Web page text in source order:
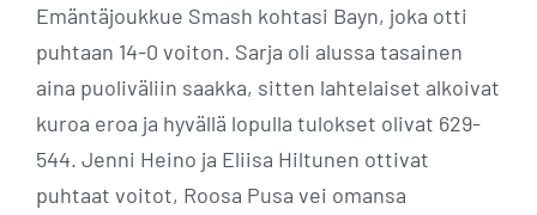
Emäntäjoukkue Smash kohtasi Bayn, joka otti
puhtaan 14-0 voiton. Sarja oli alussa tasainen
aina puoliväliin saakka, sitten lahtelaiset alkoivat
kuroa eroa ja hyvällä lopulla tulokset olivat 629-
544. Jenni Heino ja Eliisa Hiltunen ottivat
puhtaat voitot, Roosa Pusa vei omansa